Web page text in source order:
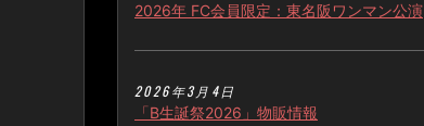
2026年 FC会員限定：東名阪ワンマン公演
2026年3月4日
「B生誕祭2026」物販情報